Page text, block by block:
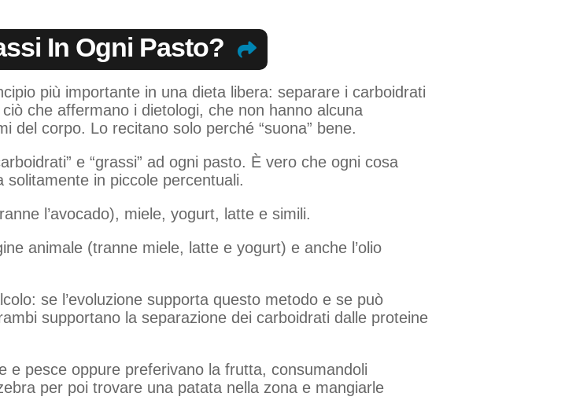
In Ogni Pasto?
più importante in una dieta libera: separare i carboidrati
che affermano i dietologi, che non hanno alcuna
del corpo. Lo recitano solo perché “suona” bene.
e “grassi” ad ogni pasto. È vero che ogni cosa
in piccole percentuali.
l’avocado), miele, yogurt, latte e simili.
animale (tranne miele, latte e yogurt) e anche l’olio
se l’evoluzione supporta questo metodo e se può
supportano la separazione dei carboidrati dalle proteine
e pesce oppure preferivano la frutta, consumandoli
per poi trovare una patata nella zona e mangiarle